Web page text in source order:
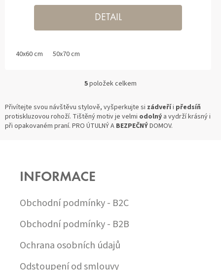
DETAIL
40x60 cm 50x70 cm
O
L
Á
D
Y
P
S
5položek celkem
Přivítejte svou návštěvu stylově, vyšperkujte si zádveříi předsíň
protiskluzovou rohoží. Tištěný motiv je velmi odolný a vydrží krásný i
při opakovaném praní. PRO ÚTULNÝ A BEZPEČNÝDOMOV.
INFORMACE
Obchodní podmínky - B2C
Obchodní podmínky - B2B
Ochrana osobních údajů
Odstoupení od smlouvy